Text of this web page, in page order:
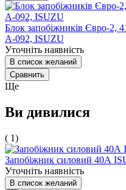
Блок запобіжників Євро-
А-092, ISUZU
Уточніть наявність
В список желаний
Сравнить
Ще
Ви дивилися
( 1)
Запобіжник силовий 40А
Уточніть наявність
В список желаний